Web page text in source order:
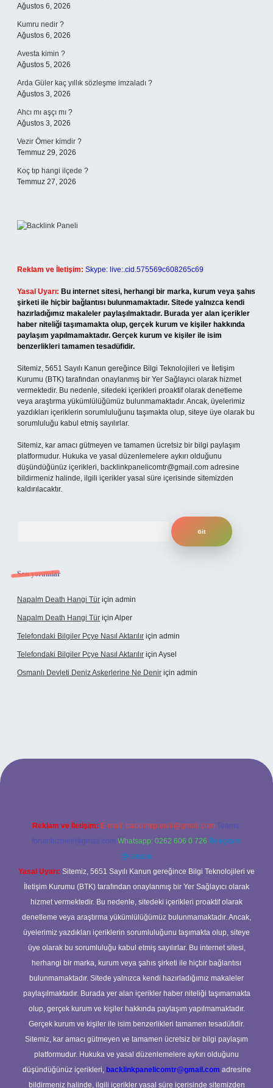
Ağustos 6, 2026
Kumru nedir ?
Ağustos 6, 2026
Avesta kimin ?
Ağustos 5, 2026
Arda Güler kaç yıllık sözleşme imzaladı ?
Ağustos 3, 2026
Ahcı mı aşçı mı ?
Ağustos 3, 2026
Vezir Ömer kimdir ?
Temmuz 29, 2026
Koç tıp hangi ilçede ?
Temmuz 27, 2026
Reklam ve İletişim: Skype: live:.cid.575569c608265c69
Yasal Uyarı: Bu internet sitesi, herhangi bir marka, kurum veya şahıs
şirketi ile hiçbir bağlantısı bulunmamaktadır. Sitede yalnızca kendi
hazırladığımız makaleler paylaşılmaktadır. Burada yer alan içerikler
haber niteliği taşımamakta olup, gerçek kurum ve kişiler hakkında
paylaşım yapılmamaktadır. Gerçek kurum ve kişiler ile isim
benzerlikleri tamamen tesadüfidir.
Sitemiz, 5651 Sayılı Kanun gereğince Bilgi Teknolojileri ve İletişim
Kurumu (BTK) tarafından onaylanmış bir Yer Sağlayıcı olarak hizmet
vermektedir. Bu nedenle, sitedeki içerikleri proaktif olarak denetleme
veya araştırma yükümlülüğümüz bulunmamaktadır. Ancak, üyelerimiz
yazdıkları içeriklerin sorumluluğunu taşımakta olup, siteye üye olarak bu
sorumluluğu kabul etmiş sayılırlar.
Sitemiz, kar amacı gütmeyen ve tamamen ücretsiz bir bilgi paylaşım
platformudur. Hukuka ve yasal düzenlemelere aykırı olduğunu
düşündüğünüz içerikleri, backlinkpanelicomtr@gmail.com adresine
bildirmeniz halinde, ilgili içerikler yasal süre içerisinde sitemizden
kaldırılacaktır.
Son yorumlar
Napalm Death Hangi Tür için admin
Napalm Death Hangi Tür için Alper
Telefondaki Bilgiler Pcye Nasıl Aktarılır için admin
Telefondaki Bilgiler Pcye Nasıl Aktarılır için Aysel
Osmanlı Devleti Deniz Askerlerine Ne Denir için admin
giriş
Reklam ve İletişim: E-mail: backlinkpaneli@gmail.com Teams:
forumhizmeti@gmail.com Whatsapp: 0262 606 0 726 Telegram:
@karabul
Yasal Uyarı: Sitemiz, 5651 Sayılı Kanun gereğince Bilgi Teknolojileri ve
İletişim Kurumu (BTK) tarafından onaylanmış bir Yer Sağlayıcı olarak
hizmet vermektedir. Bu nedenle, sitedeki içerikleri proaktif olarak
denetleme veya araştırma yükümlülüğümüz bulunmamaktadır. Ancak,
üyelerimiz yazdıkları içeriklerin sorumluluğunu taşımakta olup, siteye
üye olarak bu sorumluluğu kabul etmiş sayılırlar. Bu internet sitesi,
herhangi bir marka, kurum veya şahıs şirketi ile hiçbir bağlantısı
bulunmamaktadır. Sitede yalnızca kendi hazırladığımız makaleler
paylaşılmaktadır. Burada yer alan içerikler haber niteliği taşımamakta
olup, gerçek kurum ve kişiler hakkında paylaşım yapılmamaktadır.
Gerçek kurum ve kişiler ile isim benzerlikleri tamamen tesadüfidir.
Sitemiz, kar amacı gütmeyen ve tamamen ücretsiz bir bilgi paylaşım
platformudur. Hukuka ve yasal düzenlemelere aykırı olduğunu
düşündüğünüz içerikleri, backlinkpanelicomtr@gmail.com adresine
bildirmeniz halinde, ilgili içerikler yasal süre içerisinde sitemizden